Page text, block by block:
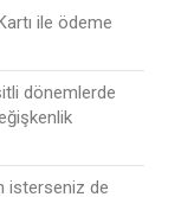
ile ödeme
dönemlerde
isterseniz de